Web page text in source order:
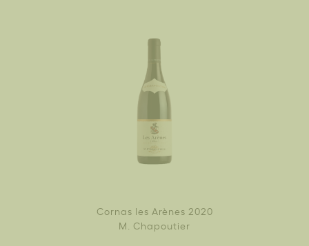
Cornas les Arènes 2020
M. Chapoutier